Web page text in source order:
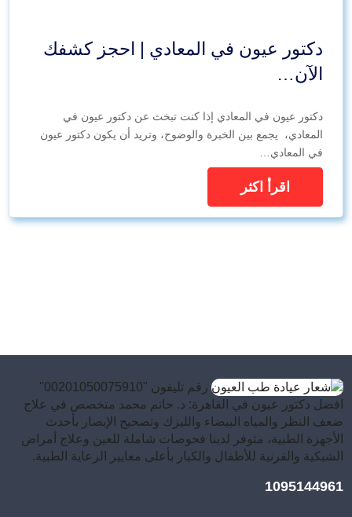
دكتور عيون في المعادي | احجز كشفك
الآن…
دكتور عيون في المعادي إذا كنت تبخث عن دكتور عيون في
المعادي، يجمع بين الخبرة والوضوح، وتريد أن يكون دكتور عيون
في المعادي…
اقرأ اكثر
رقم تليفون "00201050075910"
افضل دكتور عيون في القاهرة: د. حاتم محمد متخصص في علاج
ضعف النظر والمياه البيضاء والليزك وتصحيح الإبصار بأحدث
الأجهزة الطبية، متوفر لدينا فحوصات شاملة للعين وعلاج أمراض
الشبكية والقرنية للأطفال والكبار بأعلى معايير الرعاية الطبية.
1095144961